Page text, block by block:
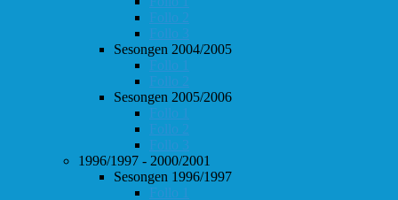
Follo 2
Follo 3
Sesongen 2004/2005
Follo 1
Follo 2
Sesongen 2005/2006
Follo 1
Follo 2
Follo 3
1996/1997 - 2000/2001
Sesongen 1996/1997
Follo 1